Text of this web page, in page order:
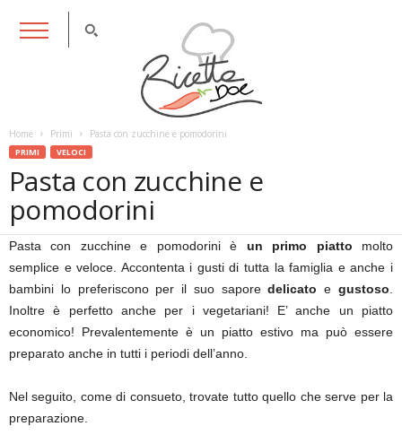
Home Primi Pasta con zucchine e pomodorini
PRIMI VELOCI
Pasta con zucchine e
pomodorini
Pasta con zucchine e pomodorini è un primo piatto molto
semplice e veloce. Accontenta i gusti di tutta la famiglia e anche i
bambini lo preferiscono per il suo saporedelicato egustoso
Inoltre è perfetto anche per i vegetariani! E’ anche un piatto
economico! Prevalentemente è un piatto estivo ma può essere
preparato anche in tutti i periodi dell’anno.
Nel seguito, come di consueto, trovate tutto quello che serve per la
preparazione.